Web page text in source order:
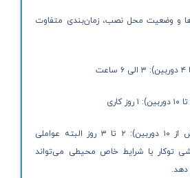
و وضعیت محل نصب، زمان‌بندی متفاوت
پروژه‌های بزرگ (بیش از ۱۰ دوربین): ۲ تا ۳ روز البته عواملی
توکار یا شرایط خاص محیطی می‌تواند
دهد.